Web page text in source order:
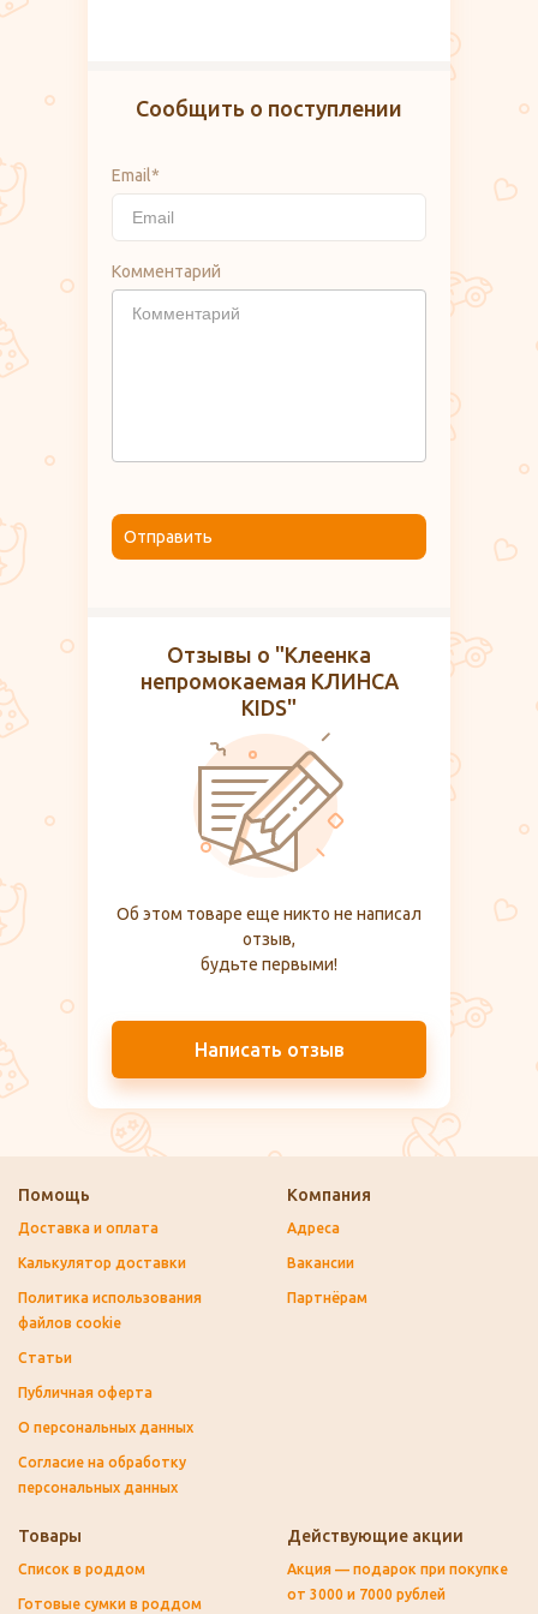
Сообщить о поступлении
Email*
Комментарий
Отправить
Отзывы о "Клеенка
непромокаемая КЛИНСА
KIDS"
Об этом товаре еще никто не написал
отзыв,
будьте первыми!
Написать отзыв
Помощь
Доставка и оплата
Калькулятор доставки
Политика использования
файлов cookie
Статьи
Публичная оферта
О персональных данных
Согласие на обработку
персональных данных
Компания
Адреса
Вакансии
Партнёрам
Товары
Список в роддом
Готовые сумки в роддом
Действующие акции
Акция — подарок при покупке
от 3000 и 7000 рублей